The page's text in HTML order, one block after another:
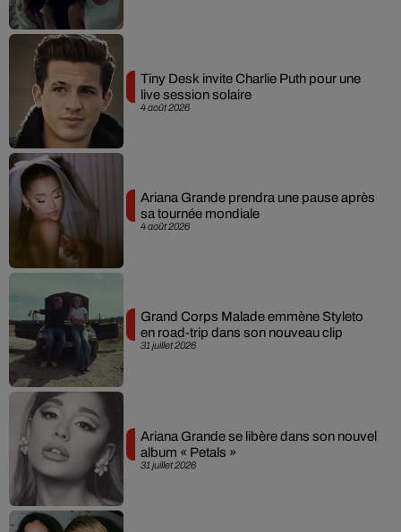
4 août 2026
Tiny Desk invite Charlie Puth pour une
live session solaire
4 août 2026
Ariana Grande prendra une pause après
sa tournée mondiale
31 juillet 2026
Grand Corps Malade emmène Styleto
en road-trip dans son nouveau clip
31 juillet 2026
Ariana Grande se libère dans son nouvel
album « Petals »